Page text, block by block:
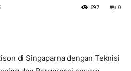
0
697
di Singaparna dengan Teknisi